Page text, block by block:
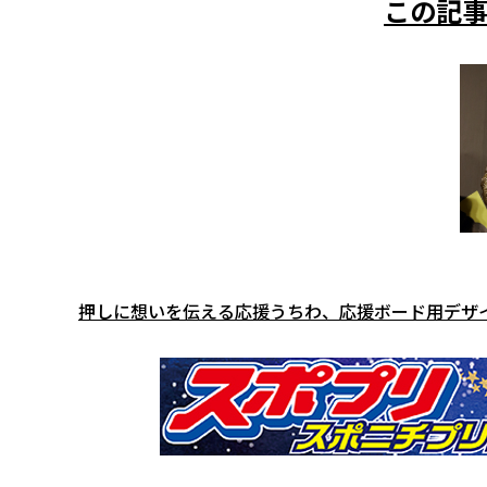
この記
押しに想いを伝える応援うちわ、応援ボード用デ